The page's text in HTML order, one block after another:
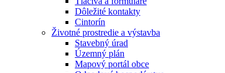
Dôležité kontakty
Cintorín
Životné prostredie a výstavba
Stavebný úrad
Územný plán
Mapový portál obce